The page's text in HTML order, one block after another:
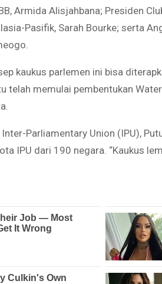
Armida Alisjahbana; Presiden
Pasifik, Sarah Bourke; serta
kaukus parlemen ini bisa
telah memulai pembentukan
Parliamentary Union (IPU),
IPU dari 190 negara. “Kaukus